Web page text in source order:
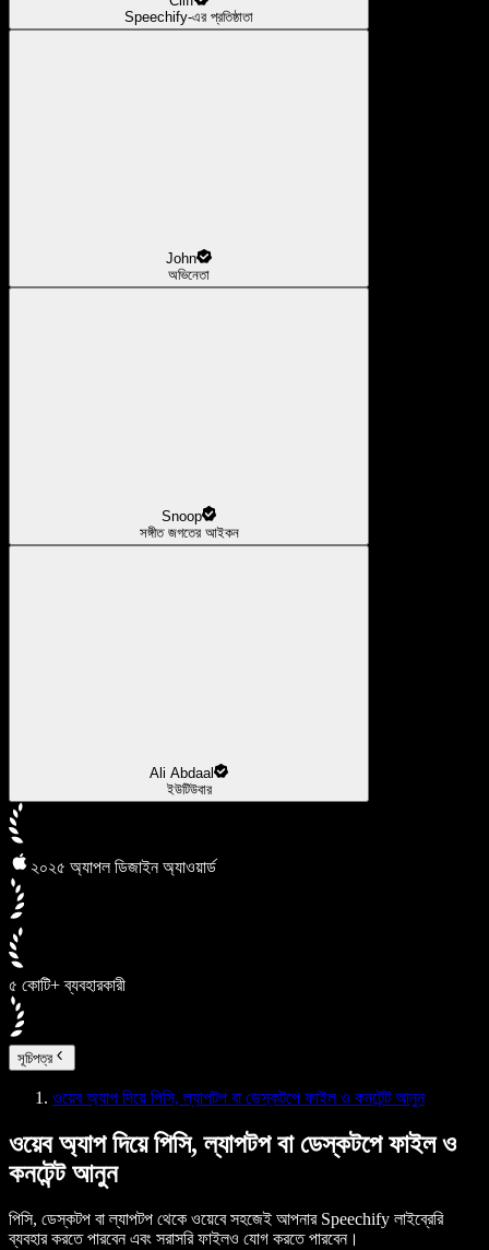
Speechify-এর প্রতিষ্ঠাতা
John
অভিনেতা
Snoop
সঙ্গীত জগতের আইকন
Ali Abdaal
ইউটিউবার
২০২৫ অ্যাপল ডিজাইন অ্যাওয়ার্ড
৫ কোটি+ ব্যবহারকারী
সূচিপত্র
ওয়েব অ্যাপ দিয়ে পিসি, ল্যাপটপ বা ডেস্কটপে ফাইল ও কনটেন্ট আনুন
ওয়েব অ্যাপ দিয়ে পিসি, ল্যাপটপ বা ডেস্কটপে ফাইল ও
কনটেন্ট আনুন
পিসি, ডেস্কটপ বা ল্যাপটপ থেকে ওয়েবে সহজেই আপনার Speechify লাইব্রেরি
ব্যবহার করতে পারবেন এবং সরাসরি ফাইলও যোগ করতে পারবেন।